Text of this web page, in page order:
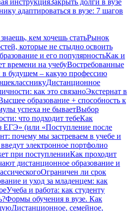
инструкцияЗакрыть долги в вузе
адаптироваться в вузе: 7 шагов
кем хочешь статьРынок
которые не стыдно освоить
и его популярностьКак и
времени на учебуВостребованные
в будущем – какую профессию
Дистанционное
как это связаноЭкстернат в
образование + способность к
успеха не бываетВыбор
что подходит тебеКак
ЕГЭ» (или «Поступление после
почему мы застреваем в учебе и
электронное портфолио
при поступленииКак проходит
дистанционное образование и
Ограничен ли срок
и уход за младенцем: как
Учеба и работа: как студенту
Формы обучения в вузе. Как
Дистанционное, семейное,